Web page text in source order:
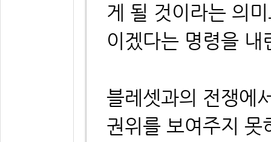
게 될 것이라는 의
이겠다는 명령을 내
블레셋과의 전쟁에
권위를 보여주지 못